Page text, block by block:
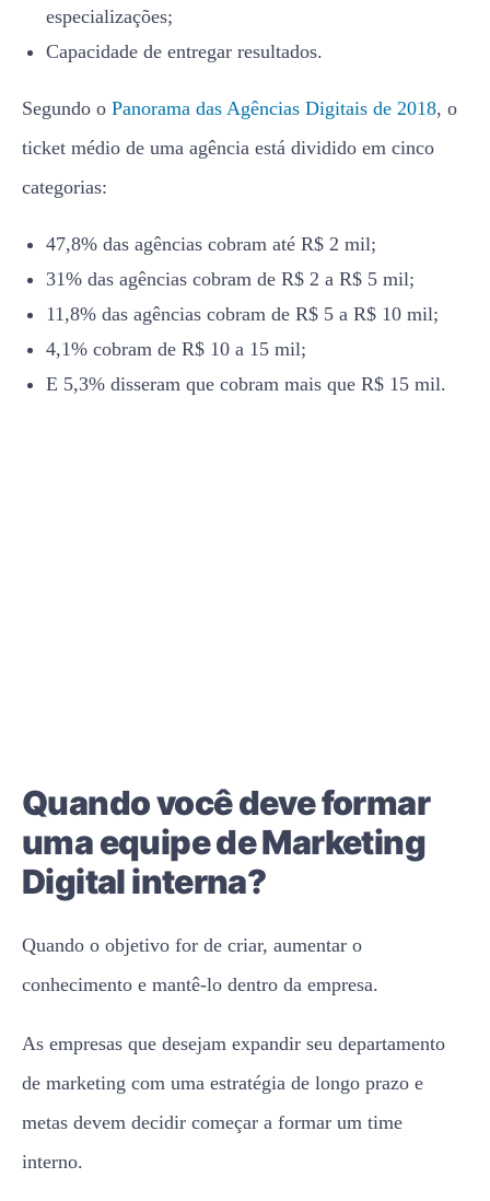
especializações;
Capacidade de entregar resultados.
Segundo o Panorama das Agências Digitais de 2018, o
ticket médio de uma agência está dividido em cinco
categorias:
47,8% das agências cobram até R$ 2 mil;
31% das agências cobram de R$ 2 a R$ 5 mil;
11,8% das agências cobram de R$ 5 a R$ 10 mil;
4,1% cobram de R$ 10 a 15 mil;
E 5,3% disseram que cobram mais que R$ 15 mil.
Quando você deve formar
uma equipe de Marketing
Digital interna?
Quando o objetivo for de criar, aumentar o
conhecimento e mantê-lo dentro da empresa.
As empresas que desejam expandir seu departamento
de marketing com uma estratégia de longo prazo e
metas devem decidir começar a formar um time
interno.